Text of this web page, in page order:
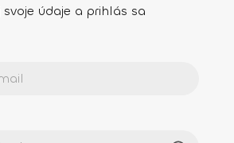
svoje údaje a prihlás sa